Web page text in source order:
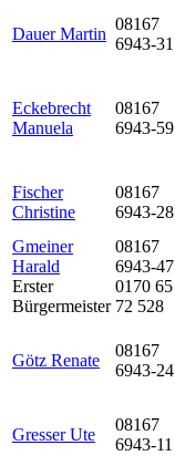
Dauer Martin
08167
6943-31
Eckebrecht
Manuela
08167
6943-59
Fischer
Christine
08167
6943-28
Gmeiner
Harald
Erster
Bürgermeister
08167
6943-47
0170 65
72 528
Götz Renate
08167
6943-24
Gresser Ute
08167
6943-11